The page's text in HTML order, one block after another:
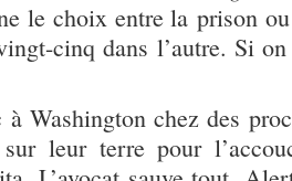
le choix entre la prison
cinq dans l’autre. Si
à Washington chez des
sur leur terre pour